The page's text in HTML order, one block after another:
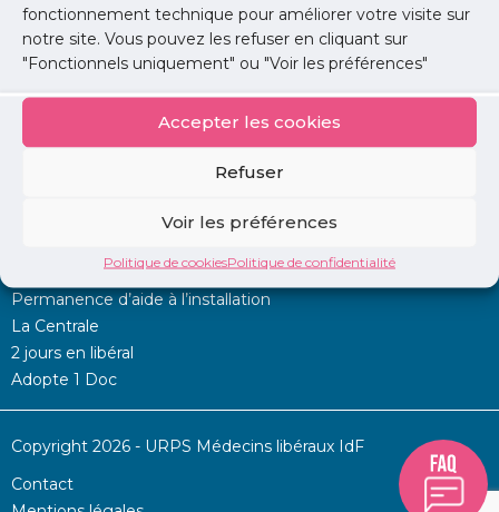
fonctionnement technique pour améliorer votre visite sur
notre site. Vous pouvez les refuser en cliquant sur
"Fonctionnels uniquement" ou "Voir les préférences"
Accepter les cookies
Refuser
Voir les préférences
Politique de cookiesPolitique de confidentialité
Lire l'article
Permanence d’aide à l’installation
La Centrale
2 jours en libéral
Adopte 1 Doc
Copyright 2026 - URPS Médecins libéraux IdF
Contact